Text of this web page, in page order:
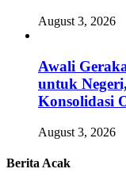
August 3, 2026
Awali
untuk
Konsolidasi
August 3, 2026
Berita Acak